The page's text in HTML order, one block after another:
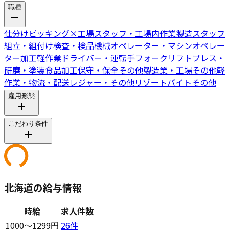
職種
仕分けピッキング×工場スタッフ・工場内作業製造スタッフ
組立・組付け検査・検品機械オペレーター・マシンオペレー
ター加工軽作業ドライバー・運転手フォークリフトプレス・
研磨・塗装食品加工保守・保全その他製造業・工場その他軽
作業・物流・配送レジャー・その他リゾートバイトその他
雇用形態
こだわり条件
北海道の給与情報
時給
求人件数
1000〜1299円 26件